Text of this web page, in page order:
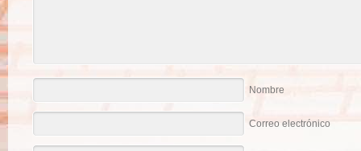
Nombre
Correo electrónico